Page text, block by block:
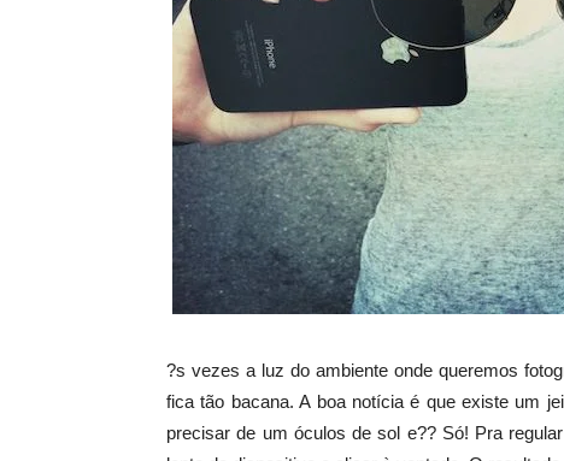
?s vezes a luz do ambiente onde queremos
fica tão bacana. A boa notícia é que existe um
precisar de um óculos de sol e?? Só! Pra